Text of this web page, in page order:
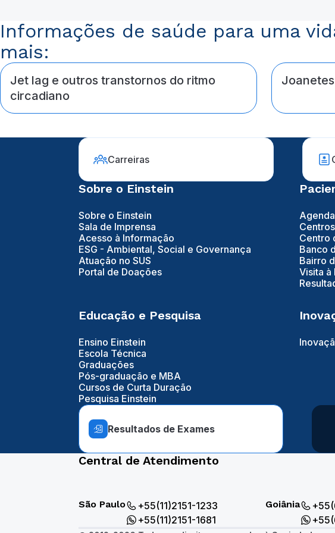
Informações de saúde para uma
mais:
Jet lag e outros transtornos do ritmo
circadiano
Joanetes
Carreiras
Sobre o Einstein
Sobre o Einstein
Sala de Imprensa
Acesso à Informação
ESG - Ambiental, Social e Governança
Atuação no SUS
Portal de Doações
Centro
Banco
Bairro
Visita à
Educação e Pesquisa
Ensino Einstein
Escola Técnica
Graduações
Pós-graduação e MBA
Cursos de Curta Duração
Pesquisa Einstein
Resultados de Exames
Central de Atendimento
São Paulo
+55(11)2151-1233
+55(11)2151-1681
Goiânia